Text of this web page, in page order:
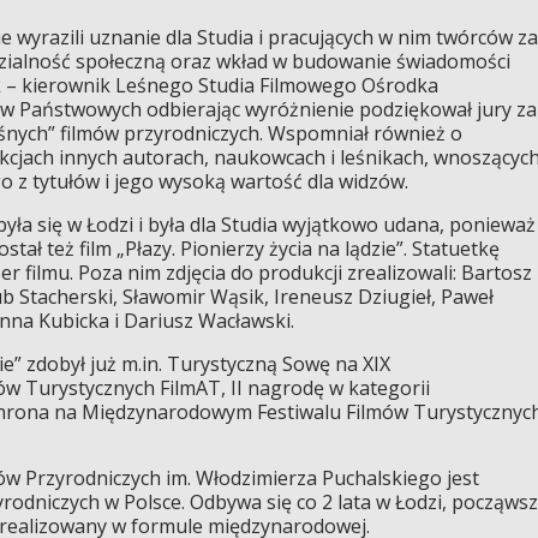
wyrazili uznanie dla Studia i pracujących w nim twórców za
społeczną oraz wkład w budowanie świadomości
kierownik Leśnego Studia Filmowego Ośrodka
Państwowych odbierając wyróżnienie podziękował jury za
filmów przyrodniczych. Wspomniał również o
innych autorach, naukowcach i leśnikach,
z tytułów i jego wysoką wartość dla widzów.
się w Łodzi i była dla Studia wyjątkowo udana, ponieważ
też film „Płazy. Pionierzy życia na lądzie”. Statuetkę
filmu. Poza nim zdjęcia do produkcji zrealizowali: Bartosz
Stacherski, Sławomir Wąsik, Ireneusz Dziugieł, Paweł
Kubicka i Dariusz Wacławski.
zdobył już m.in. Turystyczną Sowę na XIX
Turystycznych FilmAT, II nagrodę w kategorii
na Międzynarodowym Festiwalu Filmów
Przyrodniczych im. Włodzimierza Puchalskiego jest
w Polsce. Odbywa się co 2 lata w Łodzi,
w formule międzynarodowej.